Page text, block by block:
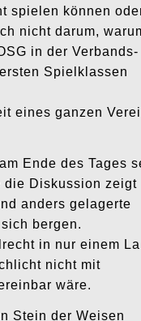
spielen können
nicht darum,
in der Verbands-
Spielklassen
eines ganzen
Ende des Tages
Diskussion zeigt
anders gelagerte
bergen.
in nur einem
nicht mit
wäre.
Stein der Weisen